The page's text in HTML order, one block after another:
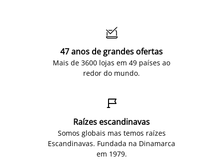

47 anos de grandes ofertas
Mais de 3600 lojas em 49 países ao
redor do mundo.

Raízes escandinavas
Somos globais mas temos raízes
Escandinavas. Fundada na Dinamarca
em 1979.